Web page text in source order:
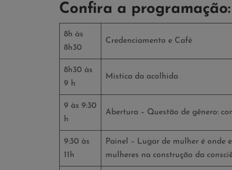
Confira a programação:
8h às
8h30
8h30 às
9 h
Mística da acolhida
9 às 9:30
h
Abertura – Questão de gênero:
9:30 às
11h
Painel – Lugar de mulher é
mulheres na construção da